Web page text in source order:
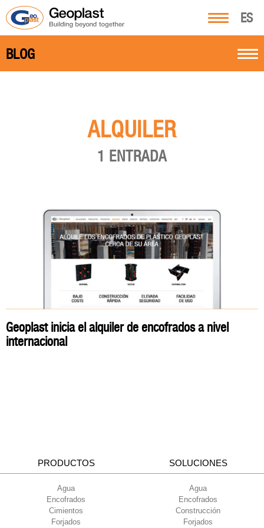
ES
BLOG
ALQUILER
1 ENTRADA
Geoplast inicia el alquiler de encofrados a nivel
internacional
PRODUCTOS
Agua
Encofrados
Cimientos
Forjados
SOLUCIONES
Agua
Encofrados
Construcción
Forjados